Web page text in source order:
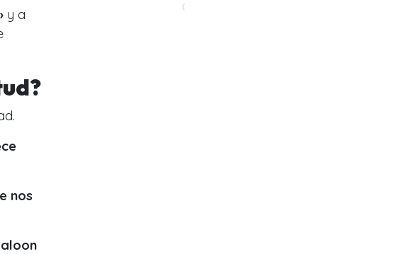
y a
nos